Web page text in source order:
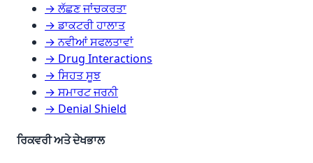
→ ਲੱਛਣ ਜਾਂਚਕਰਤਾ
→ ਡਾਕਟਰੀ ਹਾਲਾਤ
→ ਨਵੀਆਂ ਸਫਲਤਾਵਾਂ
→ Drug Interactions
→ ਸਿਹਤ ਸੂਝ
→ ਸਮਾਰਟ ਜਰਨੀ
→ Denial Shield
ਰਿਕਵਰੀ ਅਤੇ ਦੇਖਭਾਲ